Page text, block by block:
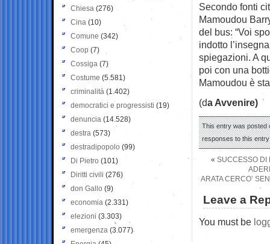
Secondo fonti
Mamoudou
del bus: “Voi
indotto
spiegazioni. A
poi con una
Mamoudou è
(da Avvenire)
This entry was posted
responses to this
« SUCCESSO DI
ARATA CERCO’
Leave a
You must be
Chiesa (276)
Cina (10)
Comune (342)
Coop (7)
Cossiga (7)
Costume (5.581)
criminalità (1.402)
democratici e progressisti (19)
denuncia (14.528)
destra (573)
destradipopolo (99)
Di Pietro (101)
Diritti civili (276)
don Gallo (9)
economia (2.331)
elezioni (3.303)
emergenza (3.077)